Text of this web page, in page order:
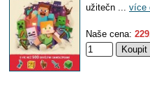
užitečn ... více
Naše cena: